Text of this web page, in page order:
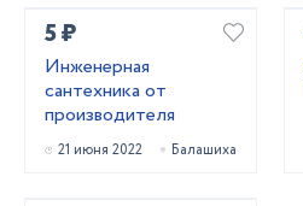
5 ₽
Инженерная
сантехника от
производителя
21 июня 2022 Балашиха